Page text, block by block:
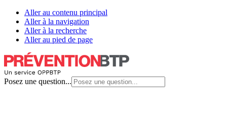
Aller au contenu principal
Aller à la navigation
Aller à la recherche
Aller au pied de page
Posez une question...